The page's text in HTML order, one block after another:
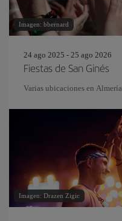
Imagen: bbernard
24 ago 2025 - 25 ago 2026
Fiestas de San Ginés
Varias ubicaciones en Almería
Imagen: Drazen Zigic